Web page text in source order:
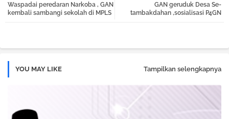
tter
GAN geruduk Desa Se-
tambakdahan ,sosialisasi P4GN
Waspadai peredaran Narkoba , GAN
kembali sambangi sekolah di MPLS
YOU MAY LIKE Tampilkan selengkapnya